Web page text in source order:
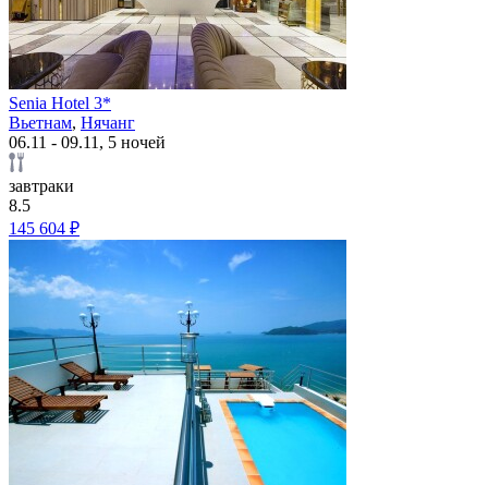
Senia Hotel 3*
Вьетнам, Нячанг
06.11 - 09.11, 5 ночей
завтраки
8.5
145 604 ₽